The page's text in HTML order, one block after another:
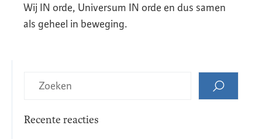
Wij IN orde, Universum IN orde en dus samen
als geheel in beweging.
Recente reacties